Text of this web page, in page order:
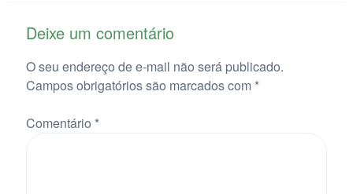
Deixe um comentário
O seu endereço de e-mail não será publicado.
Campos obrigatórios são marcados com *
Comentário *